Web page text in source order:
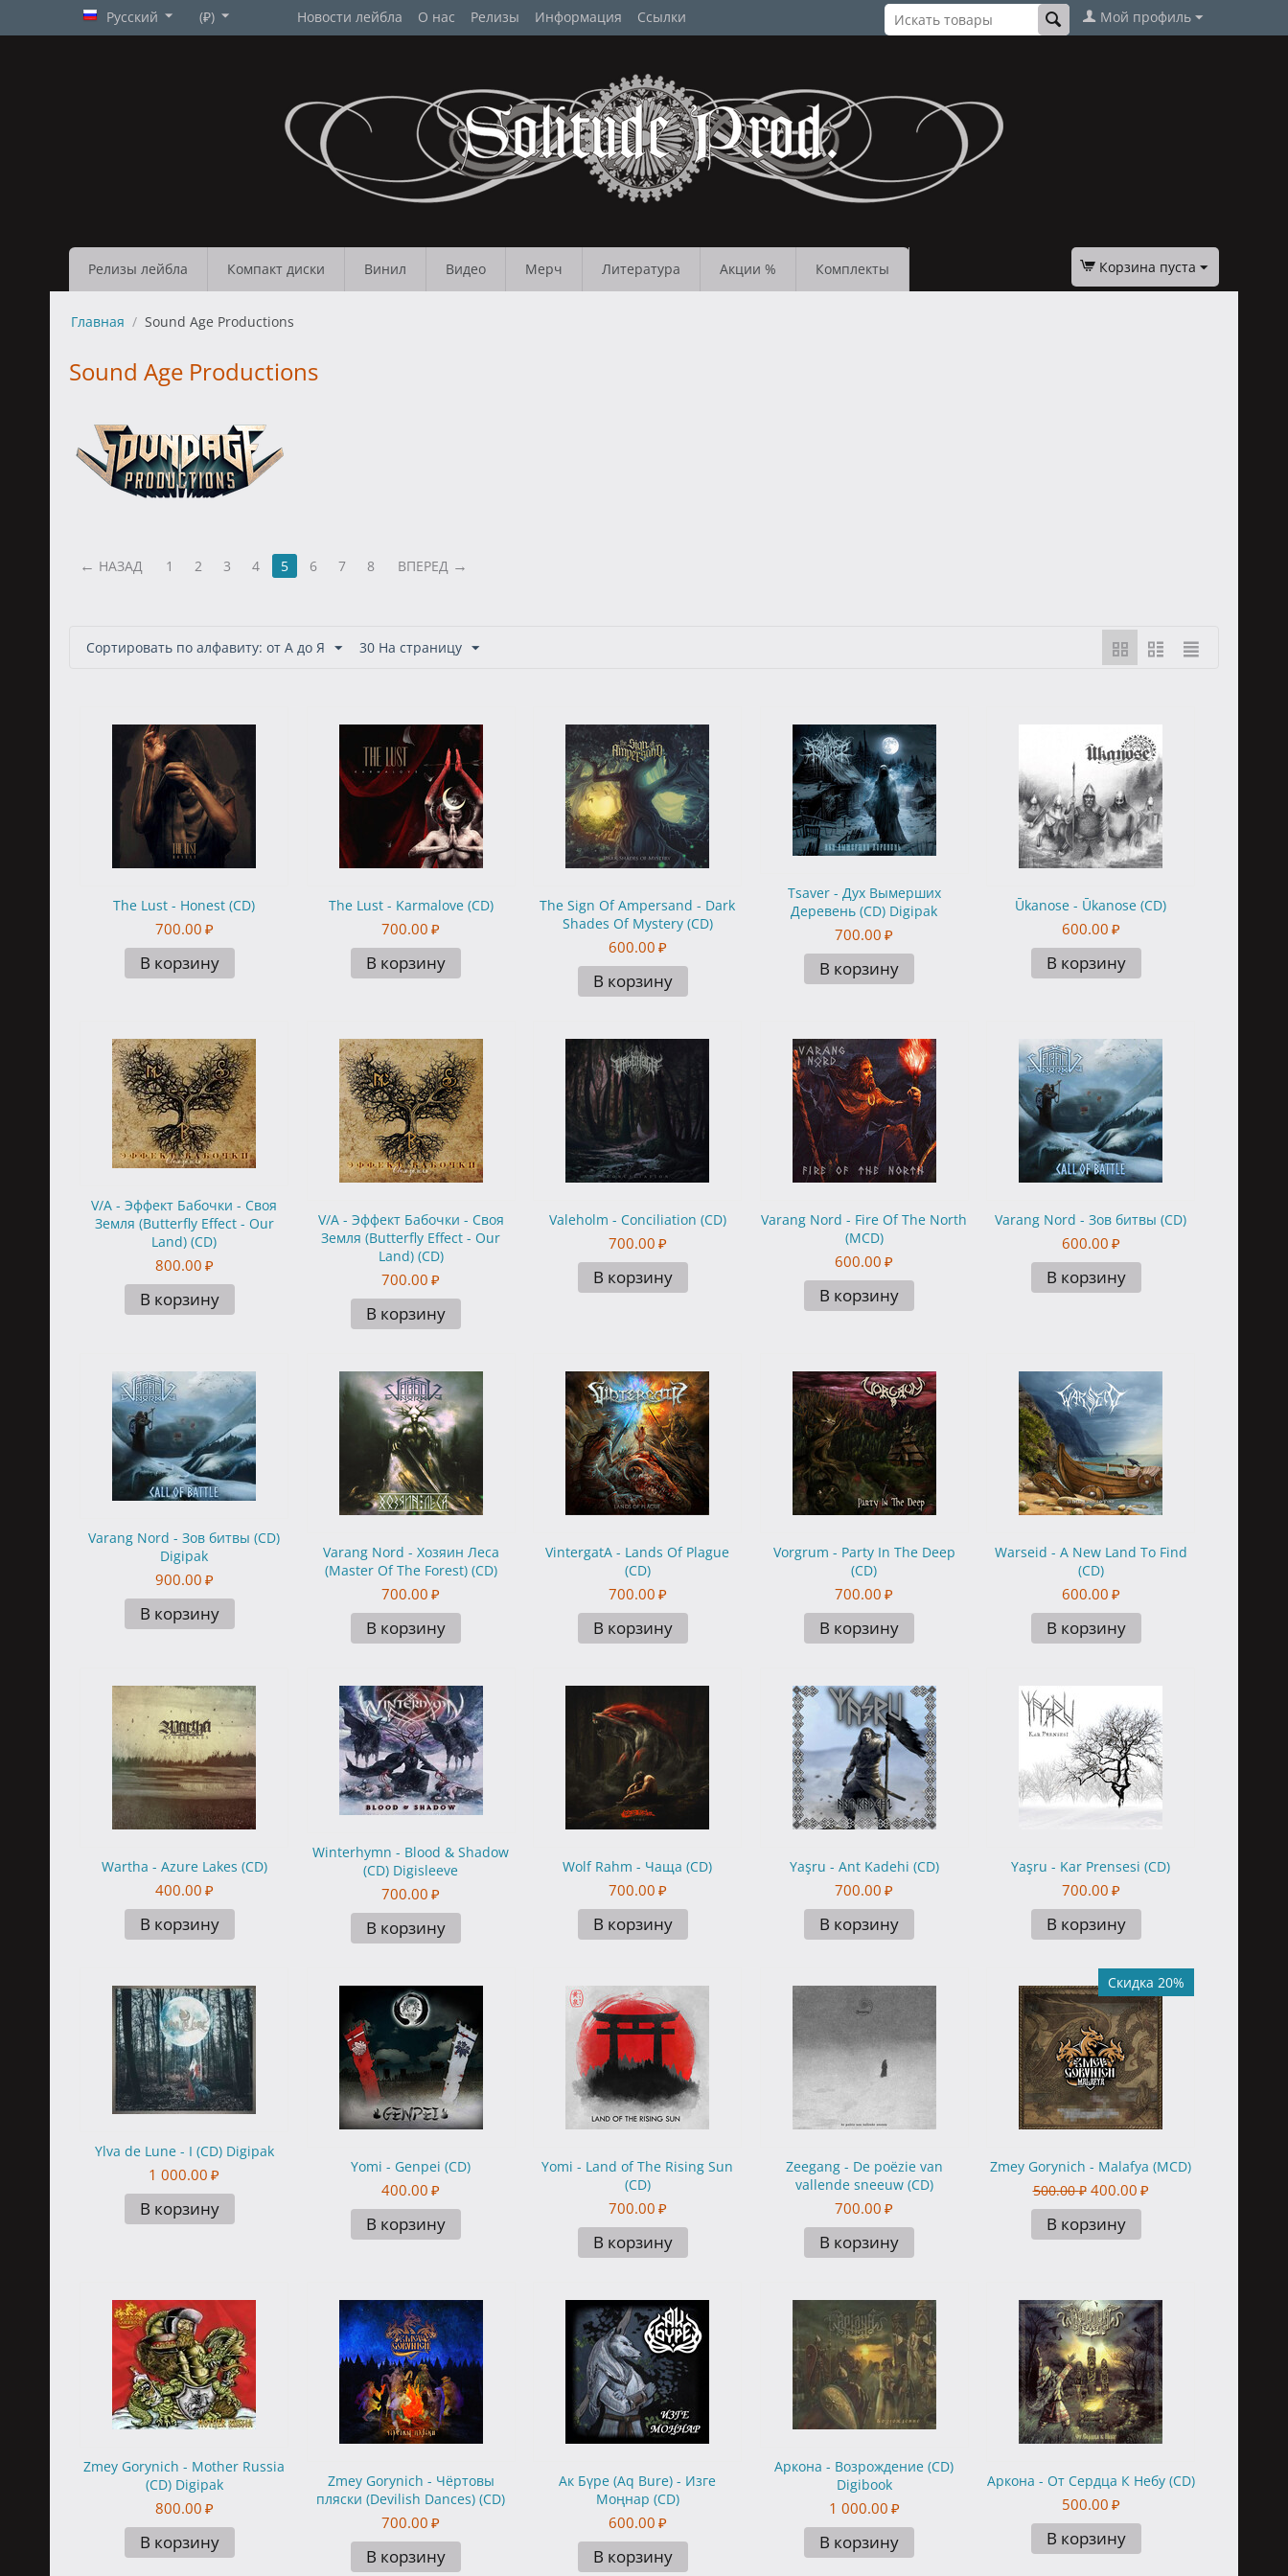
Русский (₽) Новости лейбла О нас Релизы Информация Ссылки Мой профиль
Релизы лейбла Компакт диски Винил Видео Мерч Литература Акции % Комплекты Корзина пуста
Главная / Sound Age Productions
Sound Age Productions
НАЗАД 1 2 3 4 5 6 7 8 ВПЕРЕД
Сортировать по алфавиту: от А до Я 30 На страницу
The Lust - Honest (CD)
700.00 ₽
В корзину
The Lust - Karmalove (CD)
700.00 ₽
В корзину
The Sign Of Ampersand - Dark
Shades Of Mystery (CD)
600.00 ₽
В корзину
Tsaver - Дух Вымерших
Деревень (CD) Digipak
700.00 ₽
В корзину
Ūkanose - Ūkanose (CD)
600.00 ₽
В корзину
V/A - Эффект Бабочки - Своя
Земля (Butterfly Effect - Our
Land) (CD)
800.00 ₽
В корзину
V/A - Эффект Бабочки - Своя
Земля (Butterfly Effect - Our
Land) (CD)
700.00 ₽
В корзину
Valeholm - Conciliation (CD)
700.00 ₽
В корзину
Varang Nord - Fire Of The North
(MCD)
600.00 ₽
В корзину
Varang Nord - Зов битвы (CD)
600.00 ₽
В корзину
Varang Nord - Зов битвы (CD)
Digipak
900.00 ₽
В корзину
Varang Nord - Хозяин Леса
(Master Of The Forest) (CD)
700.00 ₽
В корзину
VintergatA - Lands Of Plague
(CD)
700.00 ₽
В корзину
Vorgrum - Party In The Deep
(CD)
700.00 ₽
В корзину
Warseid - A New Land To Find
(CD)
600.00 ₽
В корзину
Wartha - Azure Lakes (CD)
400.00 ₽
В корзину
Winterhymn - Blood & Shadow
(CD) Digisleeve
700.00 ₽
В корзину
Wolf Rahm - Чаща (CD)
700.00 ₽
В корзину
Yaşru - Ant Kadehi (CD)
700.00 ₽
В корзину
Yaşru - Kar Prensesi (CD)
700.00 ₽
В корзину
Ylva de Lune - I (CD) Digipak
1 000.00 ₽
В корзину
Yomi - Genpei (CD)
400.00 ₽
В корзину
Yomi - Land of The Rising Sun
(CD)
700.00 ₽
В корзину
Zeegang - De poëzie van
vallende sneeuw (CD)
700.00 ₽
В корзину
Скидка 20%
Zmey Gorynich - Malafya (MCD)
500.00 ₽ 400.00 ₽
В корзину
Zmey Gorynich - Mother Russia
(CD) Digipak
800.00 ₽
В корзину
Zmey Gorynich - Чёртовы
пляски (Devilish Dances) (CD)
700.00 ₽
В корзину
Ак Бүре (Aq Bure) - Изге
Моңнар (CD)
600.00 ₽
В корзину
Аркона - Возрождение (CD)
Digibook
1 000.00 ₽
В корзину
Аркона - От Сердца К Небу (CD)
500.00 ₽
В корзину